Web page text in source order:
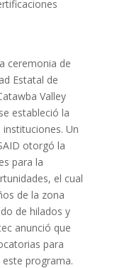
ceremonia de
Estatal de
Valley
estableció la
Un
otorgó la
para la
el cual
de la zona
de hilados y
anunció que
para
programa.